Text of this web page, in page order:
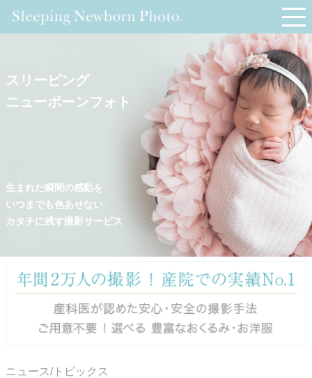
スリーピング
ニューボーンフォト
生まれた瞬間の感動を
いつまでも色あせない
カタチに残す撮影サービス
ニュース/トピックス